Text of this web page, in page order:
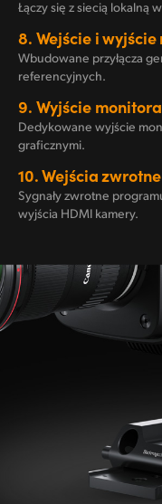
Łączy się z siecią lokalną
8. Wejście i
Wbudowane przyłącza
referencyjnych.
9. Wyjście monitora
Dedykowane wyjście
graficznymi.
10.Wejścia zwrotne
Sygnały zwrotne
wyjścia HDMI kamery.